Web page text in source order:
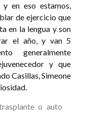
en eso estamos,
de ejercicio que
en la lengua y son
el año, y van 5
generalmente
y que
Casillas, Simeone
o auto